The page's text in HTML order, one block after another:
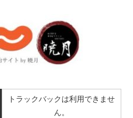
トラックバックは利用できませ
ん。